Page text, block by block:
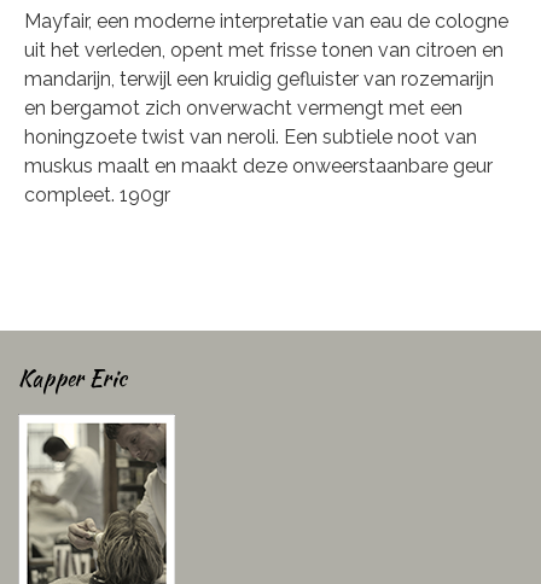
Mayfair, een moderne interpretatie van eau de cologne
uit het verleden, opent met frisse tonen van citroen en
mandarijn, terwijl een kruidig gefluister van rozemarijn
en bergamot zich onverwacht vermengt met een
honingzoete twist van neroli. Een subtiele noot van
muskus maalt en maakt deze onweerstaanbare geur
compleet. 190gr
Kapper Eric